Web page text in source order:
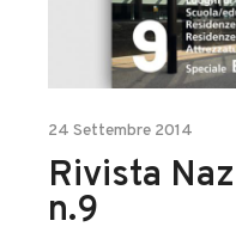
24 Settembre 2014
Rivista
n.9